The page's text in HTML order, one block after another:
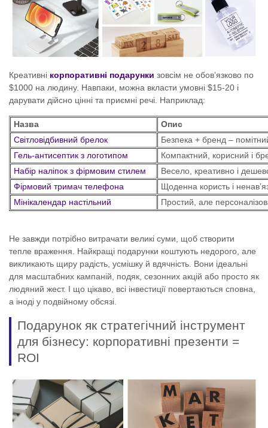
Креативні корпоративні подарунки зовсім не обов’язково по
$1000 на людину. Навпаки, можна вкласти умовні $15-20 і
дарувати дійсно цінні та приємні речі. Наприклад:
Назва
Опис
Світловідбивний брелок
Безпека + бренд –
Гель-антисептик з логотипом
Компактний, корисний і
Набір наліпок з фірмовим стилем
Весело, креативно і
Фірмовий тримач телефона
Щоденна користь і
Мінікалендар настільний
Простий, але
Не завжди потрібно витрачати великі суми, щоб створити
тепле враження. Найкращі подарунки коштують недорого, але
викликають щиру радість, усмішку й вдячність. Вони ідеальні
для масштабних кампаній, подяк, сезонних акцій або просто як
людяний жест. І що цікаво, всі інвестиції повертаються сповна,
а іноді у подвійному обсязі.
Подарунок як стратегічний інструмент
для бізнесу: корпоративні презенти =
ROI